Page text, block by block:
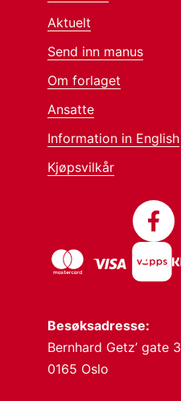
Besøksadresse:
Bernhard Getz’ gate 3
0165 Oslo
Aktuelt
Send inn manus
Om forlaget
Ansatte
Information in English
Kjøpsvilkår